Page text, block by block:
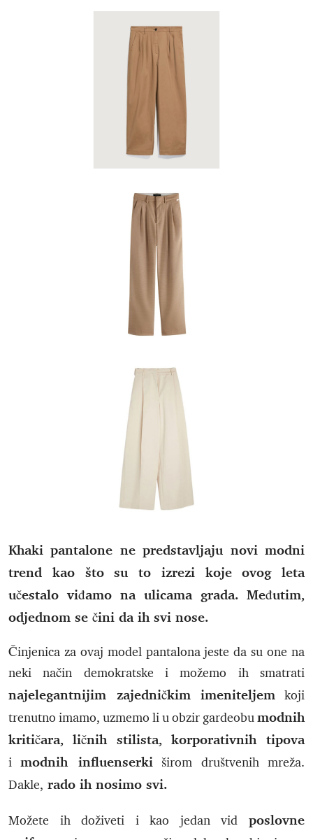
Khaki pantalone ne predstavljaju novi modni
trend kao što su to izrezi koje ovog leta
učestalo viđamo na ulicama grada. Međutim,
odjednom se čini da ih svi nose.
Činjenica za ovaj model pantalona jeste da su one na
neki način demokratske i možemo ih smatrati
najelegantnijim zajedničkim imeniteljem koji
trenutno imamo, uzmemo li u obzir gardeobumodnih
kritičara, ličnih stilista, korporativnih tipova
imodnih influenserkiširom društvenih mreža.
Dakle, rado ih nosimo svi.
Možete ih doživeti i kao jedan vid poslovne